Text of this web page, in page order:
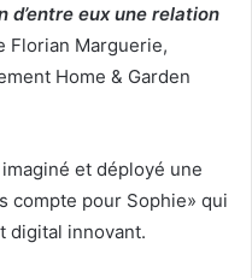
eux une relation
Florian Marguerie,
Home & Garden
et déployé une
compte pour Sophie» qui
digital innovant.